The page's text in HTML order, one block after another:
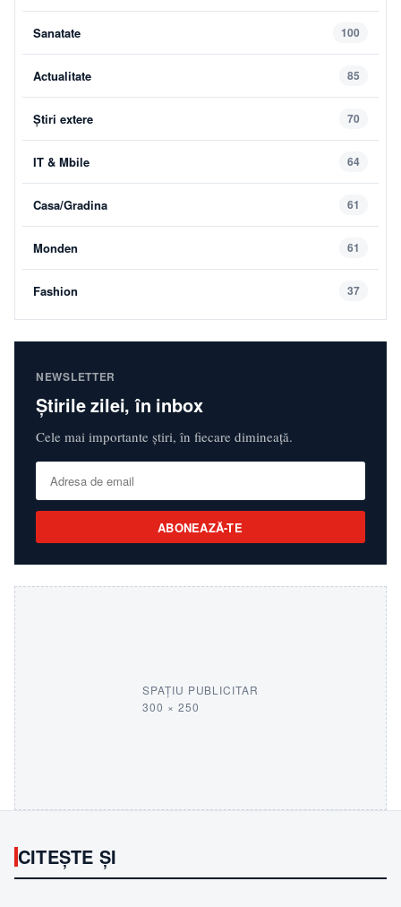
Sanatate 100
Actualitate 85
Știri extere 70
IT & Mbile 64
Casa/Gradina 61
Monden 61
Fashion 37
NEWSLETTER
Știrile zilei, în inbox
Cele mai importante știri, în fiecare dimineață.
ABONEAZĂ-TE
SPAȚIU PUBLICITAR
300 × 250
CITEȘTE ȘI